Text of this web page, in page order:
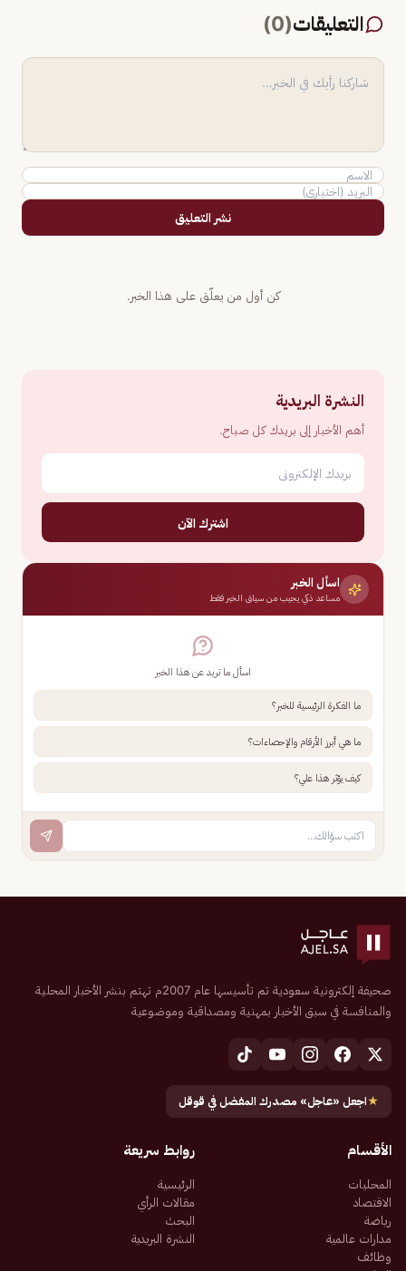
التعليقات(
0
)
نشر التعليق
كن أول من يعلّق على هذا الخبر.
النشرة البريدية
أهم الأخبار إلى بريدك كل صباح.
اشترك الآن
اسأل الخبر
مساعد ذكي يجيب من سياق الخبر فقط
اسأل ما تريد عن هذا الخبر
ما الفكرة الرئيسية للخبر؟
ما هي أبرز الأرقام والإحصاءات؟
كيف يؤثر هذا علي؟
صحيفة إلكترونية سعودية تم تأسيسها عام 2007م تهتم بنشر الأخبار المحلية
والمنافسة في سبق الأخبار بمهنية ومصداقية وموضوعية
★اجعل «عاجل» مصدرك المفضل في قوقل
الأقسام
المحليات
الاقتصاد
رياضة
مدارات عالمية
وظائف
روابط سريعة
الرئيسية
مقالات الرأي
البحث
النشرة البريدية